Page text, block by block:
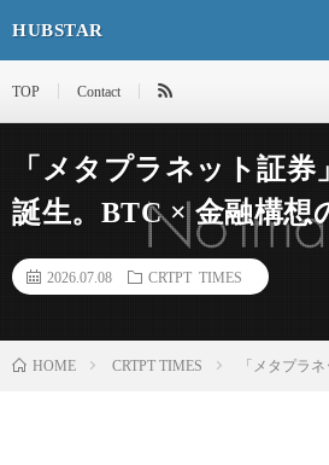
HUBSTAR
TOP Contact
「メタプラネット証券
誕生。BTC × 金融構想
2026.07.08 CRTPT TIMES
HOME CRTPT TIMES 「メタプラ